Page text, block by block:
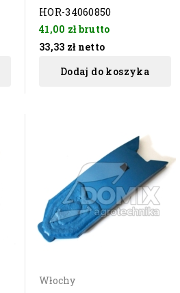
HOR-34060850
41,00 złbrutto
33,33 zł netto
Dodaj do koszyka
Włochy